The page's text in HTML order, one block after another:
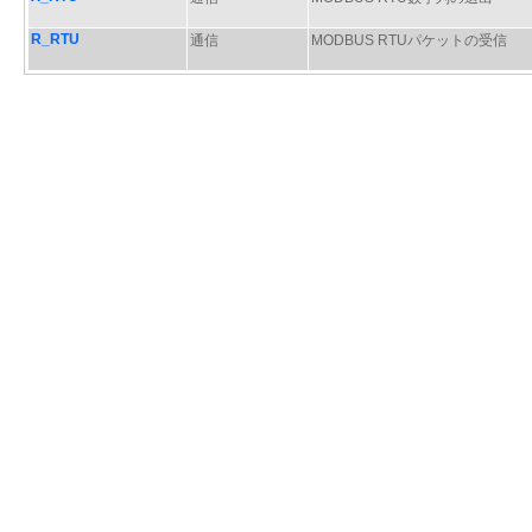
R_RTU 通信 MODBUS RTUパケットの受信